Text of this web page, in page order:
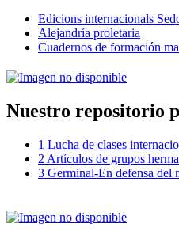
Edicions internacionals
Alejandría proletaria
Cuadernos de formación
Nuestro repositorio
1 Lucha de clases
2 Artículos de grupos
3 Germinal-En defensa del